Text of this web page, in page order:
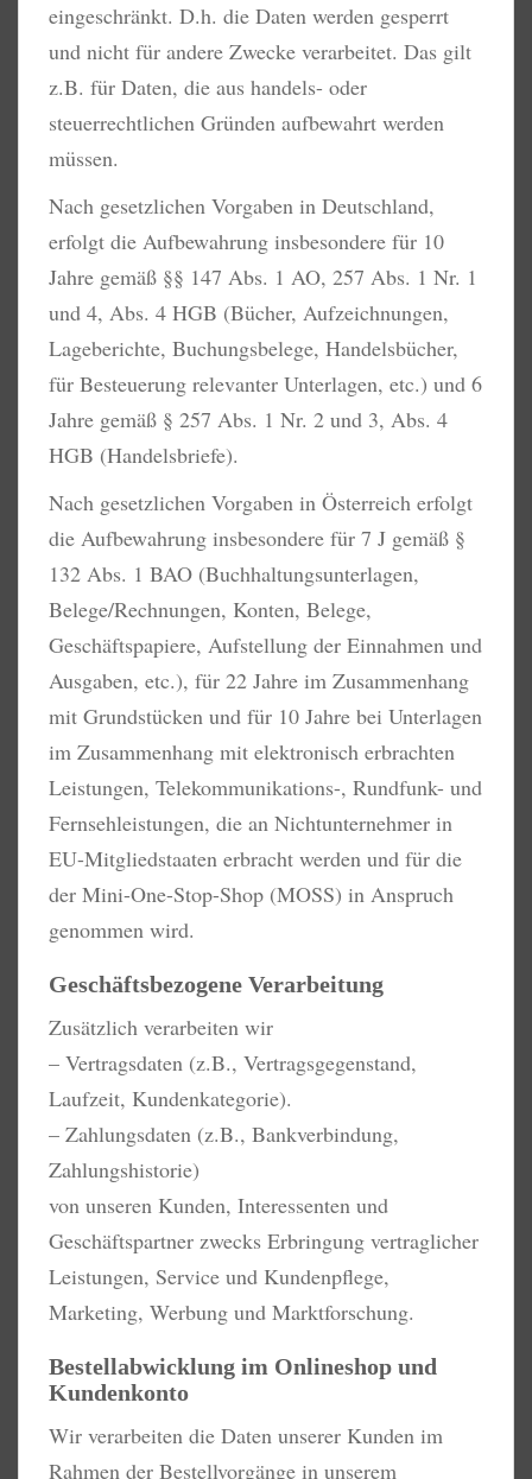
eingeschränkt. D.h. die Daten werden gesperrt
und nicht für andere Zwecke verarbeitet. Das gilt
z.B. für Daten, die aus handels- oder
steuerrechtlichen Gründen aufbewahrt werden
müssen.
Nach gesetzlichen Vorgaben in Deutschland,
erfolgt die Aufbewahrung insbesondere für 10
Jahre gemäß §§ 147 Abs. 1 AO, 257 Abs. 1 Nr. 1
und 4, Abs. 4 HGB (Bücher, Aufzeichnungen,
Lageberichte, Buchungsbelege, Handelsbücher,
für Besteuerung relevanter Unterlagen, etc.) und 6
Jahre gemäß § 257 Abs. 1 Nr. 2 und 3, Abs. 4
HGB (Handelsbriefe).
Nach gesetzlichen Vorgaben in Österreich erfolgt
die Aufbewahrung insbesondere für 7 J gemäß §
132 Abs. 1 BAO (Buchhaltungsunterlagen,
Belege/Rechnungen, Konten, Belege,
Geschäftspapiere, Aufstellung der Einnahmen und
Ausgaben, etc.), für 22 Jahre im Zusammenhang
mit Grundstücken und für 10 Jahre bei Unterlagen
im Zusammenhang mit elektronisch erbrachten
Leistungen, Telekommunikations-, Rundfunk- und
Fernsehleistungen, die an Nichtunternehmer in
EU-Mitgliedstaaten erbracht werden und für die
der Mini-One-Stop-Shop (MOSS) in Anspruch
genommen wird.
Geschäftsbezogene Verarbeitung
Zusätzlich verarbeiten wir
– Vertragsdaten (z.B., Vertragsgegenstand,
Laufzeit, Kundenkategorie).
– Zahlungsdaten (z.B., Bankverbindung,
Zahlungshistorie)
von unseren Kunden, Interessenten und
Geschäftspartner zwecks Erbringung vertraglicher
Leistungen, Service und Kundenpflege,
Marketing, Werbung und Marktforschung.
Bestellabwicklung im Onlineshop und
Kundenkonto
Wir verarbeiten die Daten unserer Kunden im
Rahmen der Bestellvorgänge in unserem